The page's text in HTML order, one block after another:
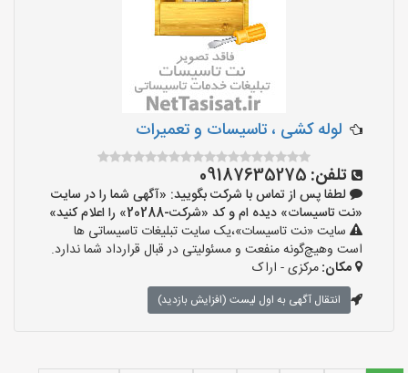
لوله کشی ، تاسیسات و تعمیرات
تلفن: 09187635275
لطفا پس از تماس با شرکت بگویید: «آگهی شما را در سایت
«نت تاسیسات» دیده ام و کد «شرکت-20288» را اعلام کنید»
سایت «نت تاسیسات»،یک سایت تبلیغات تاسیساتی ها
است وهیچ‌گونه منفعت و مسئولیتی در قبال قرارداد شما ندارد.
مکان:مرکزی - اراک
انتقال آگهی به اول لیست (افزایش بازدید)